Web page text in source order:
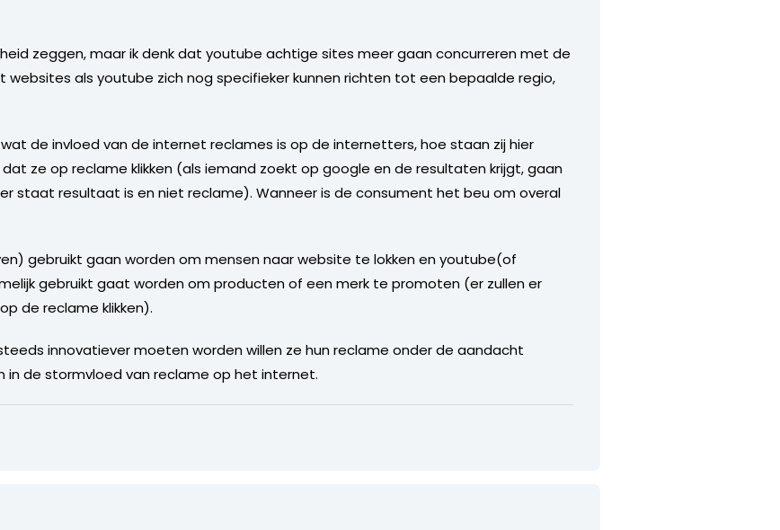
zeggen, maar ik denk dat youtube achtige sites meer gaan concurreren met de
websites als youtube zich nog specifieker kunnen richten tot een bepaalde regio,
de invloed van de internet reclames is op de internetters, hoe staan zij hier
ze op reclame klikken (als iemand zoekt op google en de resultaten krijgt, gaan
staat resultaat is en niet reclame). Wanneer is de consument het beu om overal
gebruikt gaan worden om mensen naar website te lokken en youtube(of
gebruikt gaat worden om producten of een merk te promoten (er zullen er
de reclame klikken).
innovatiever moeten worden willen ze hun reclame onder de aandacht
in de stormvloed van reclame op het internet.